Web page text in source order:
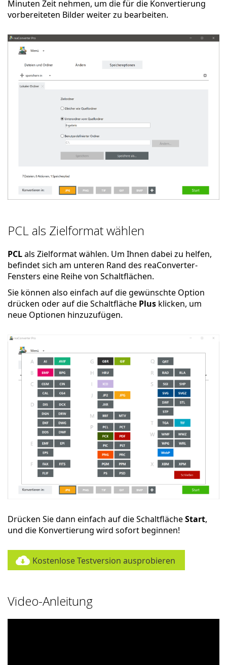
Minuten Zeit nehmen, um die für die Konvertierung
vorbereiteten Bilder weiter zu bearbeiten.
PCL als Zielformat wählen
PCLals Zielformat wählen. Um Ihnen dabei zu helfen,
befindet sich am unteren Rand des reaConverter-
Fensters eine Reihe von Schaltflächen.
Sie können also einfach auf die gewünschte Option
drücken oder auf die Schaltfläche Plus klicken, um
neue Optionen hinzuzufügen.
Drücken Sie dann einfach auf die SchaltflächeStart,
und die Konvertierung wird sofort beginnen!
Kostenlose Testversion ausprobieren
Video-Anleitung